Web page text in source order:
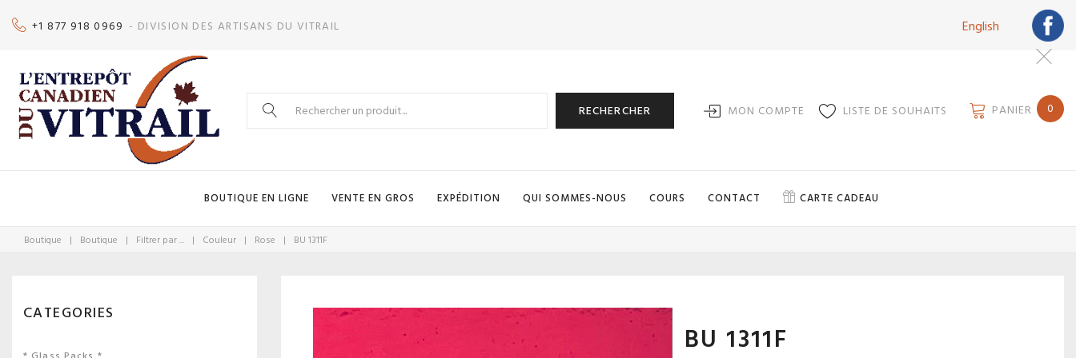
+1 877 918 0969 - DIVISION DES ARTISANS DU VITRAIL English
Search
RECHERCHER MON COMPTE LISTE DE SOUHAITS PANIER 0
BOUTIQUE EN LIGNE VENTE EN GROS EXPÉDITION QUI SOMMES-NOUS COURS CONTACT CARTE CADEAU
Boutique | Boutique | Filtrer par ... | Couleur | Rose | BU 1311F
BU 1311F
CATEGORIES